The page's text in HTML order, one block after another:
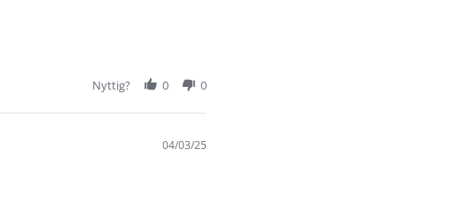
Nyttig? 0 0
04/03/25